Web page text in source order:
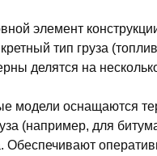
элемент
тип груза
делятся на
модели оснащаются
(например, для